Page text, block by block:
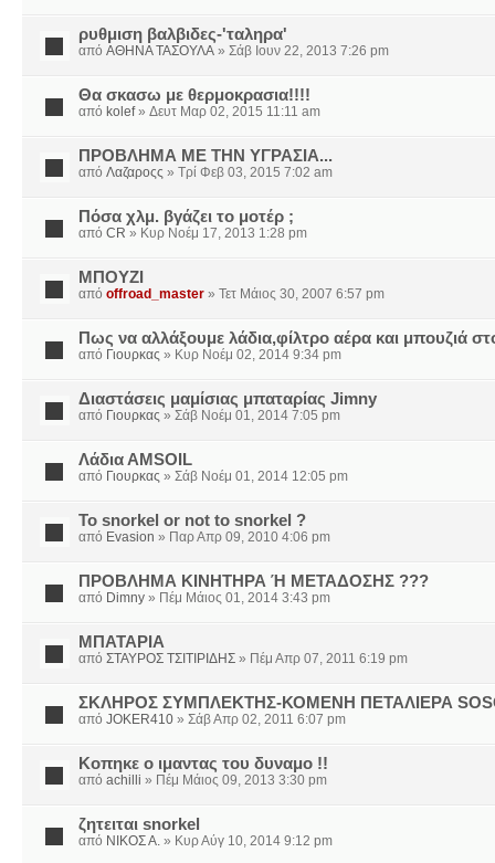
ρυθμιση βαλβιδες-'ταληρα'
από ΑΘΗΝΑ ΤΑΣΟΥΛΑ » Σάβ Ιουν 22, 2013 7:26 pm
Θα σκασω με θερμοκρασια!!!!
από kolef» Δευτ Μαρ 02, 2015 11:11 am
ΠΡΟΒΛΗΜΑ ΜΕ ΤΗΝ ΥΓΡΑΣΙΑ...
από Λαζαροςς » Τρί Φεβ 03, 2015 7:02 am
Πόσα χλμ. βγάζει το μοτέρ ;
από CR » Κυρ Νοέμ 17, 2013 1:28 pm
ΜΠΟΥΖΙ
από offroad_master » Τετ Μάιος 30, 2007 6:57 pm
Πως να αλλάξουμε λάδια,φίλτρο αέρα και μπουζιά
από Γιουρκας » Κυρ Νοέμ 02, 2014 9:34 pm
Διαστάσεις μαμίσιας μπαταρίας Jimny
από Γιουρκας » Σάβ Νοέμ 01, 2014 7:05 pm
Λάδια ΑMSOIL
από Γιουρκας » Σάβ Νοέμ 01, 2014 12:05 pm
To snorkel or not to snorkel ?
από Evasion » Παρ Απρ 09, 2010 4:06 pm
ΠΡΟΒΛΗΜΑ ΚΙΝΗΤΗΡΑ Ή ΜΕΤΑΔΟΣΗΣ ???
από Dimny » Πέμ Μάιος 01, 2014 3:43 pm
ΜΠΑΤΑΡΙΑ
από ΣΤΑΥΡΟΣ ΤΣΙΤΙΡΙΔΗΣ » Πέμ Απρ 07, 2011 6:19 pm
ΣΚΛΗΡΟΣ ΣΥΜΠΛΕΚΤΗΣ-ΚΟΜΕΝΗ ΠΕΤΑΛΙΕΡΑ
από JOKER410 » Σάβ Απρ 02, 2011 6:07 pm
Κοπηκε ο ιμαντας του δυναμο !!
από achilli » Πέμ Μάιος 09, 2013 3:30 pm
ζητειται snorkel
από ΝΙΚΟΣ Α. » Κυρ Αύγ 10, 2014 9:12 pm